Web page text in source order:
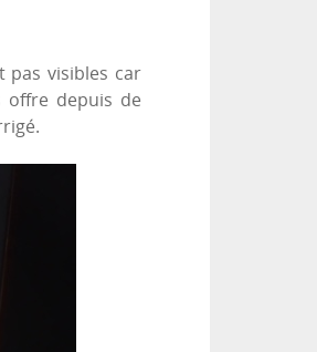
pas visibles car
offre depuis de